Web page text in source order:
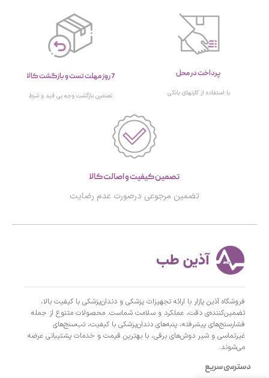
پرداخت در محل
با استفاده از کارتهای بانکی
7 روز مهلت تست و بازگشت کالا
تصمین بازگشت وجه بی قید و شرط
تصمین کیفیت و اصالت کالا
تضمین مرجوعی درصورت عدم رضایت
فروشگاه آذین پازار با ارائه تجهیزات پزشکی و دندان‌پزشکی با کیفیت بالا،
تضمین‌کننده‌ی دقت، عملکرد و سلامت شماست. محصولات متنوع از جمله
فشارسنج‌های پیشرفته، پنبه‌های دندان‌پزشکی با کیفیت، تب‌سنج‌های
غیرتماسی و شیر دوش‌های برقی، با بهترین قیمت و خدمات پشتیبانی عرضه
می‌شوند.
دسترسی سریع